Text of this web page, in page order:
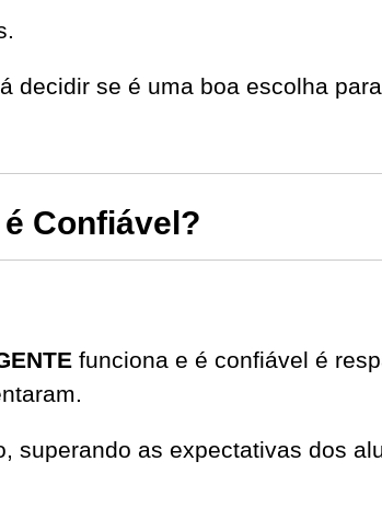
decidir se é uma boa escolha
é Confiável?
funciona e é confiável é
superando as expectativas dos